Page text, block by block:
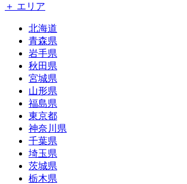
＋ エリア
北海道
青森県
岩手県
秋田県
宮城県
山形県
福島県
東京都
神奈川県
千葉県
埼玉県
茨城県
栃木県